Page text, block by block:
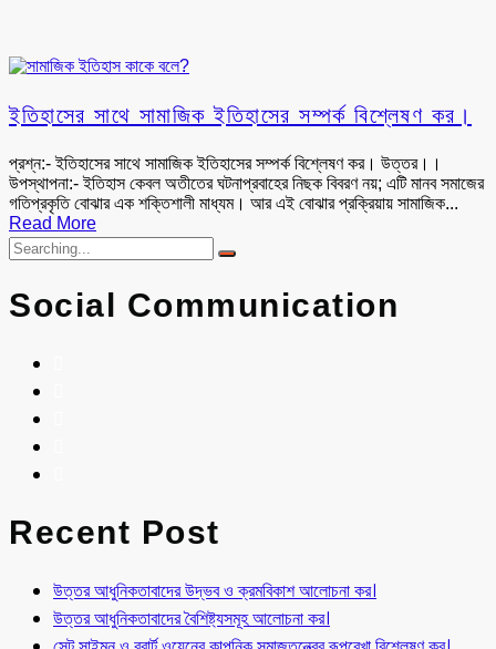
ইতিহাসের সাথে সামাজিক ইতিহাসের সম্পর্ক বিশ্লেষণ কর।
প্রশ্ন:- ইতিহাসের সাথে সামাজিক ইতিহাসের সম্পর্ক বিশ্লেষণ কর। উত্তর।।
উপস্থাপনা:- ইতিহাস কেবল অতীতের ঘটনাপ্রবাহের নিছক বিবরণ নয়; এটি মানব সমাজের
গতিপ্রকৃতি বোঝার এক শক্তিশালী মাধ্যম। আর এই বোঝার প্রক্রিয়ায় সামাজিক...
Read More
Social Communication
Recent Post
উত্তর আধুনিকতাবাদের উদ্ভব ও ক্রমবিকাশ আলোচনা কর।
উত্তর আধুনিকতাবাদের বৈশিষ্ট্যসমূহ আলোচনা কর।